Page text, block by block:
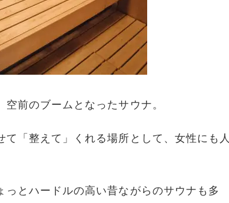
前のブームとなったサウナ。
「整えて」くれる場所として、女性にも人
とハードルの高い昔ながらのサウナも多